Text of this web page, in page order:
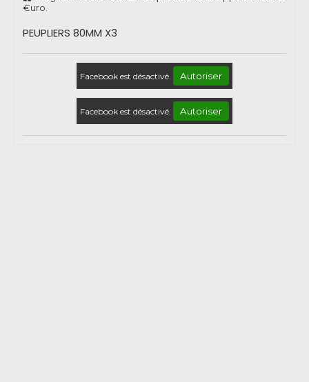
€uro.
PEUPLIERS 80MM X3
Facebook est désactivé. Autoriser
Facebook est désactivé. Autoriser